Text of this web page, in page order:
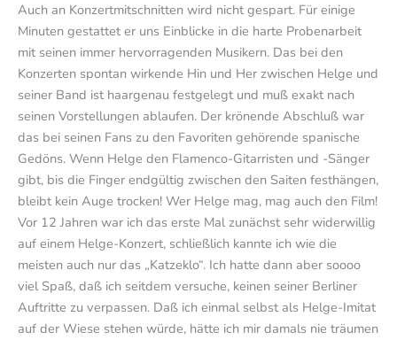
Auch an Konzertmitschnitten wird nicht gespart. Für einige
Minuten gestattet er uns Einblicke in die harte Probenarbeit
mit seinen immer hervorragenden Musikern. Das bei den
Konzerten spontan wirkende Hin und Her zwischen Helge und
seiner Band ist haargenau festgelegt und muß exakt nach
seinen Vorstellungen ablaufen. Der krönende Abschluß war
das bei seinen Fans zu den Favoriten gehörende spanische
Gedöns. Wenn Helge den Flamenco-Gitarristen und -Sänger
gibt, bis die Finger endgültig zwischen den Saiten festhängen,
bleibt kein Auge trocken! Wer Helge mag, mag auch den Film!
Vor 12 Jahren war ich das erste Mal zunächst sehr widerwillig
auf einem Helge-Konzert, schließlich kannte ich wie die
meisten auch nur das „Katzeklo“. Ich hatte dann aber soooo
viel Spaß, daß ich seitdem versuche, keinen seiner Berliner
Auftritte zu verpassen. Daß ich einmal selbst als Helge-Imitat
auf der Wiese stehen würde, hätte ich mir damals nie träumen